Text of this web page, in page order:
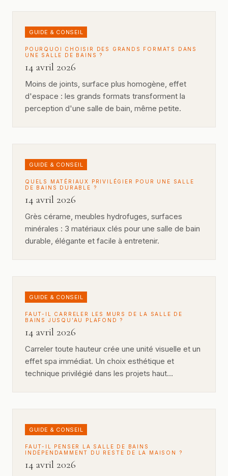
GUIDE & CONSEIL
POURQUOI CHOISIR DES GRANDS FORMATS DANS
UNE SALLE DE BAINS ?
14 avril 2026
Moins de joints, surface plus homogène, effet
d'espace : les grands formats transforment la
perception d'une salle de bain, même petite.
GUIDE & CONSEIL
QUELS MATÉRIAUX PRIVILÉGIER POUR UNE SALLE
DE BAINS DURABLE ?
14 avril 2026
Grès cérame, meubles hydrofuges, surfaces
minérales : 3 matériaux clés pour une salle de bain
durable, élégante et facile à entretenir.
GUIDE & CONSEIL
FAUT-IL CARRELER LES MURS DE LA SALLE DE
BAINS JUSQU’AU PLAFOND ?
14 avril 2026
Carreler toute hauteur crée une unité visuelle et un
effet spa immédiat. Un choix esthétique et
technique privilégié dans les projets haut…
GUIDE & CONSEIL
FAUT-IL PENSER LA SALLE DE BAINS
INDÉPENDAMMENT DU RESTE DE LA MAISON ?
14 avril 2026